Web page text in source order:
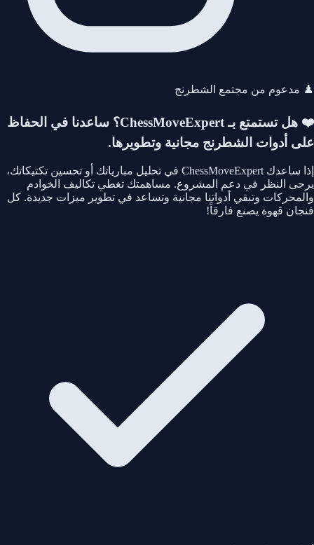
♟️ مدعوم من مجتمع الشطرنج
❤️ هل تستمتع بـ ChessMoveExpert؟
ساعدنا في الحفاظ
على أدوات الشطرنج مجانية وتطويرها.
إذا ساعدك ChessMoveExpert في تحليل مبارياتك أو تحسين تكتيكاتك،
يرجى النظر في دعم المشروع. مساهمتك تغطي تكاليف الخوادم
والمحركات وتبقي أدواتنا مجانية وتساعد في تطوير ميزات جديدة. كل
فنجان قهوة يصنع فارقاً!